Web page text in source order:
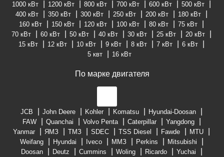
1000 кВт
1200 кВт 800 кВт 700 кВт 600 кВт
500 кВт
400 кВт
350 кВт 300 кВт 250 кВт 200 кВт
180 кВт
160 кВт
150 кВт 120 кВт 100 кВт 80 кВт
75 кВт
70 кВт
60 кВт 50 кВт 40 кВт 30 кВт 25 кВт
20 кВт
15 кВт
12 кВт 10 кВт 9 кВт 8 кВт 7 кВт
6 кВт
5 квт
16 кВт
По марке двигателя
JCB John Deere Kohler Komatsu
Hyundai-Doosan
FAW
Quanchai Volvo Penta Caterpillar
Yangdong
Yanmar
ЯМЗ ТМЗ SDEC TSS Diesel Fawde
MTU
Weifang
Hyundai Iveco ММЗ Perkins
Mitsubishi
Doosan
Deutz Cummins Woling Ricardo
Yuchai